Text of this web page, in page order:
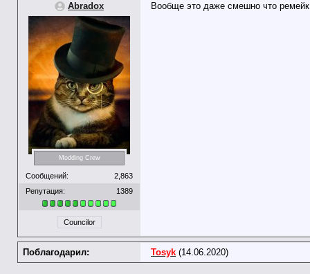
Abradox
Modding Crew
Сообщений:
2,863
Репутация:
1389
Councilor
Вообще это даже смешно что
Поблагодарил: Tosyk (14.06.2020)